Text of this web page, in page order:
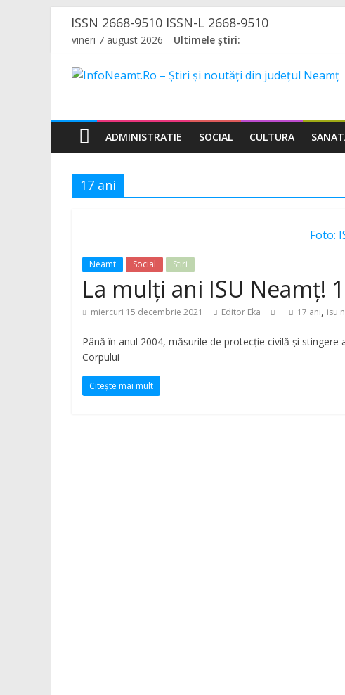
ISSN 2668-9510 ISSN-L 2668-9510
vineri 7 august 2026 Ultimele știri:
InfoNeamt.Ro
–
Știri
și
din
județul
Neamț
Știri
din
ADMINISTRATIE SOCIAL CULTURA
17 ani
Foto:
Neamt Social Stiri
La mulți ani ISU Neamț!
miercuri 15 decembrie 2021 Editor Eka 17 ani, isu
Până în anul 2004, măsurile de protecție civilă și
Corpului
Citește mai mult